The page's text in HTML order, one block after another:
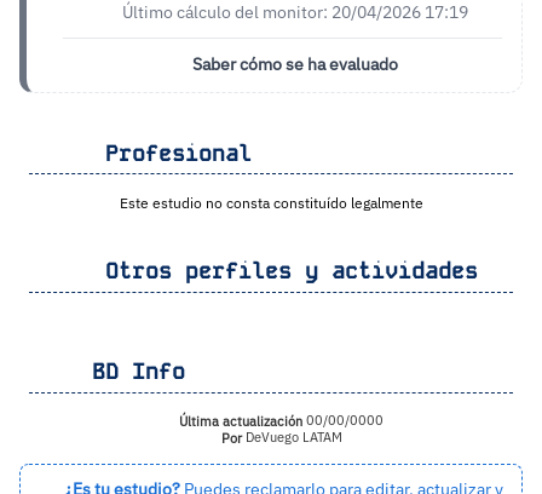
Último cálculo del monitor: 20/04/2026 17:19
Saber cómo se ha evaluado
Profesional
Este estudio no consta constituído legalmente
Otros perfiles y actividades
BD Info
Última actualización 00/00/0000
PorDeVuego LATAM
¿Es tu estudio? Puedes reclamarlo para editar, actualizar y